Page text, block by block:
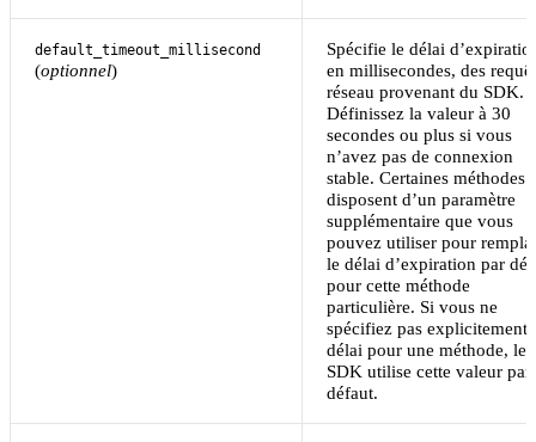
default_timeout_millisecond
(optionnel)
Spécifie le délai
en millisecondes, des
réseau provenant du SDK.
Définissez la valeur à 30
secondes ou plus si vous
n’avez pas de connexion
stable. Certaines méthodes
disposent d’un paramètre
supplémentaire que vous
pouvez utiliser pour
le délai d’expiration par
pour cette méthode
particulière. Si vous ne
spécifiez pas explicitement
délai pour une méthode, le
SDK utilise cette valeur par
défaut.